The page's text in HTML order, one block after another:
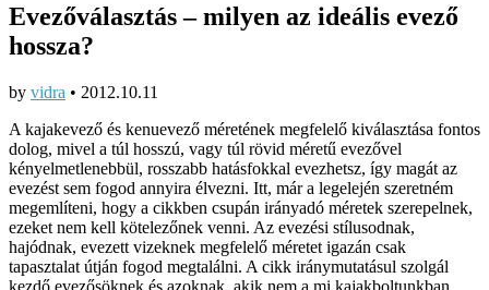
Evezőválasztás – milyen az ideális evező
hossza?
by vidra • 2012.10.11
A kajakevező és kenuevező méretének megfelelő kiválasztása fontos
dolog, mivel a túl hosszú, vagy túl rövid méretű evezővel
kényelmetlenebbül, rosszabb hatásfokkal evezhetsz, így magát az
evezést sem fogod annyira élvezni. Itt, már a legelején szeretném
megemlíteni, hogy a cikkben csupán irányadó méretek szerepelnek,
ezeket nem kell kötelezőnek venni. Az evezési stílusodnak,
hajódnak, evezett vizeknek megfelelő méretet igazán csak
tapasztalat útján fogod megtalálni. A cikk iránymutatásul szolgál
kezdő evezősöknek és azoknak, akik nem a mi kajakboltunkban